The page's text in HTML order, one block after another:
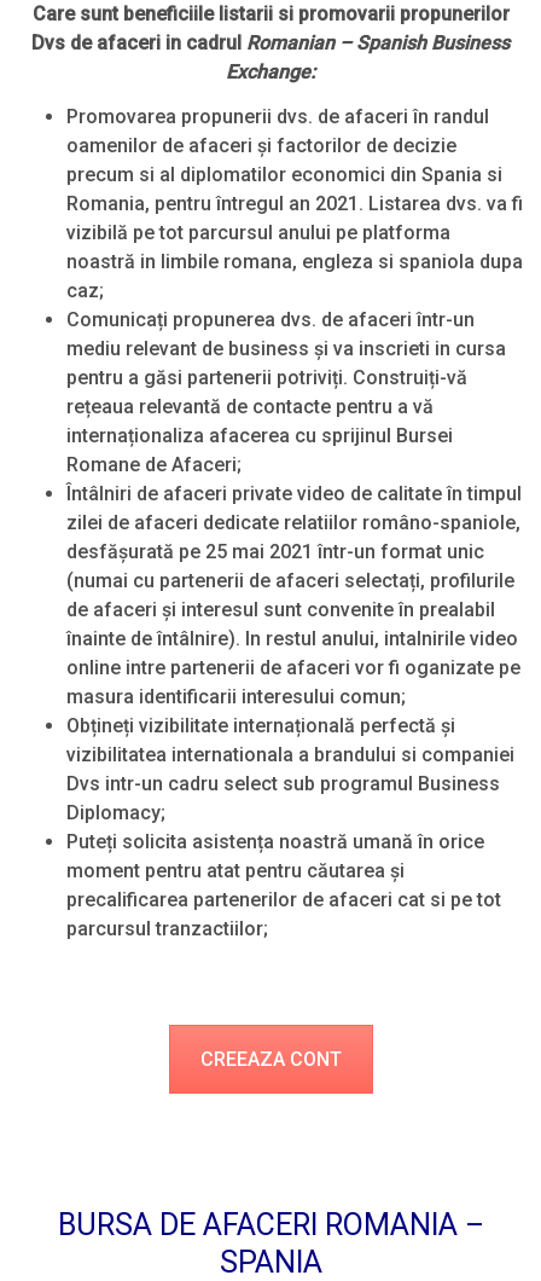
Care sunt beneficiile listarii si promovarii propunerilor
Dvs de afaceri in cadrul Romanian – Spanish Business
Exchange:
Promovarea propunerii dvs. de afaceri în randul
oamenilor de afaceri și factorilor de decizie
precum si al diplomatilor economici din Spania si
Romania, pentru întregul an 2021. Listarea dvs. va fi
vizibilă pe tot parcursul anului pe platforma
noastră in limbile romana, engleza si spaniola dupa
caz;
Comunicați propunerea dvs. de afaceri într-un
mediu relevant de business și va inscrieti in cursa
pentru a găsi partenerii potriviți. Construiți-vă
rețeaua relevantă de contacte pentru a vă
internaționaliza afacerea cu sprijinul Bursei
Romane de Afaceri;
Întâlniri de afaceri private video de calitate în timpul
zilei de afaceri dedicate relatiilor româno-spaniole,
desfășurată pe 25 mai 2021 într-un format unic
(numai cu partenerii de afaceri selectați, profilurile
de afaceri și interesul sunt convenite în prealabil
înainte de întâlnire). In restul anului, intalnirile video
online intre partenerii de afaceri vor fi oganizate pe
masura identificarii interesului comun;
Obțineți vizibilitate internațională perfectă și
vizibilitatea internationala a brandului si companiei
Dvs intr-un cadru select sub programul Business
Diplomacy;
Puteți solicita asistența noastră umană în orice
moment pentru atat pentru căutarea și
precalificarea partenerilor de afaceri cat si pe tot
parcursul tranzactiilor;
CREEAZA CONT
BURSA DE AFACERI ROMANIA –
SPANIA